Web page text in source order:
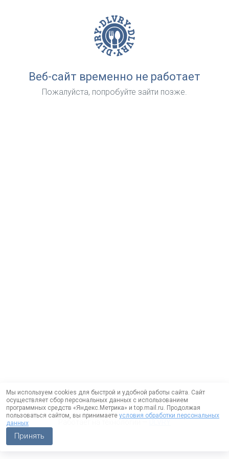
Веб-сайт временно не работает
Пожалуйста, попробуйте зайти позже.
Мы используем cookies для быстрой и удобной работы сайта. Сайт
осуществляет сбор персональных данных с использованием
программных средств «Яндекс.Метрика» и top.mail.ru. Продолжая
пользоваться сайтом, вы принимаете условия обработки персональных
данных
Принять